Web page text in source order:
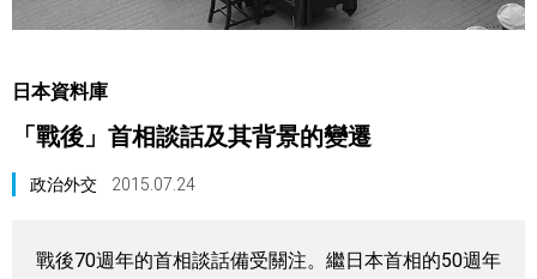
日本指南
視覺日本
日本資料庫
「戰後」首相談話及其背景的變遷
政治外交 2015.07.24
戰後70週年的首相談話備受關注。繼日本首相的50週年